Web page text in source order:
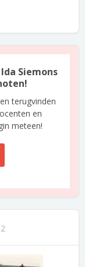
Siemons
terugvinden
en
meteen!
2